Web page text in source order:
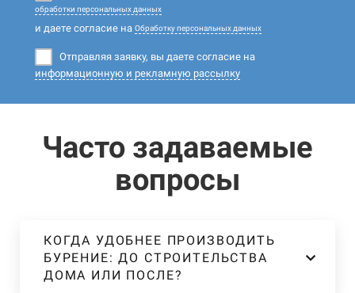
обработки персональных данных
и даете согласие на Обработку персональных данных
Отправляя заявку, вы даете согласие на
информационную и рекламную рассылку
Часто задаваемые
вопросы
КОГДА УДОБНЕЕ ПРОИЗВОДИТЬ
БУРЕНИЕ: ДО СТРОИТЕЛЬСТВА
ДОМА ИЛИ ПОСЛЕ?